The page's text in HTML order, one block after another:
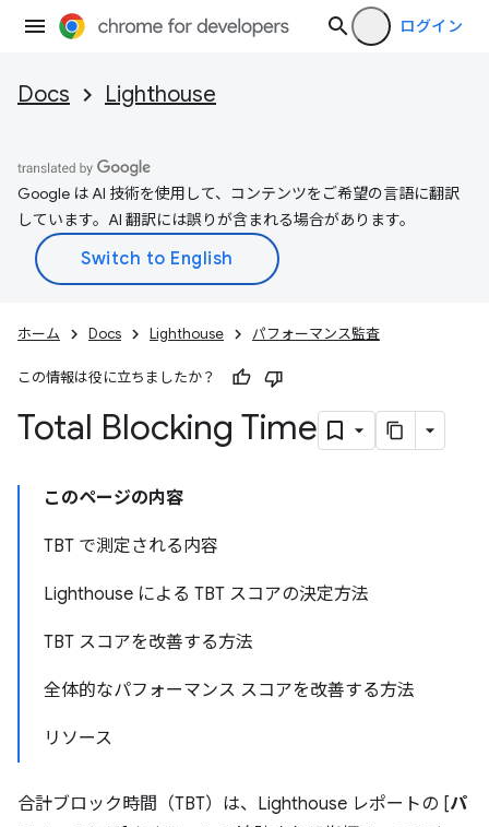
ログイン
Docs Lighthouse
Google は AI 技術を使用して、コンテンツをご希望の言語に翻訳
しています。AI 翻訳には誤りが含まれる場合があります。
ホーム Docs Lighthouse パフォーマンス監査
この情報は役に立ちましたか？
Total Blocking Time
このページの内容
TBT で測定される内容
Lighthouse による TBT スコアの決定方法
TBT スコアを改善する方法
全体的なパフォーマンス スコアを改善する方法
リソース
合計ブロック時間（TBT）は、Lighthouse レポートの [パ